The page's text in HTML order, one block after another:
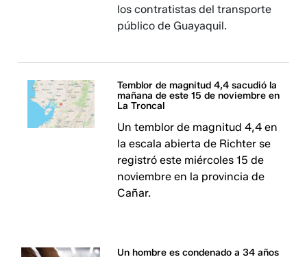
los contratistas del transporte
público de Guayaquil.
Temblor de magnitud 4,4 sacudió la
mañana de este 15 de noviembre en
La Troncal
Un temblor de magnitud 4,4 en
la escala abierta de Richter se
registró este miércoles 15 de
noviembre en la provincia de
Cañar.
Un hombre es condenado a 34 años